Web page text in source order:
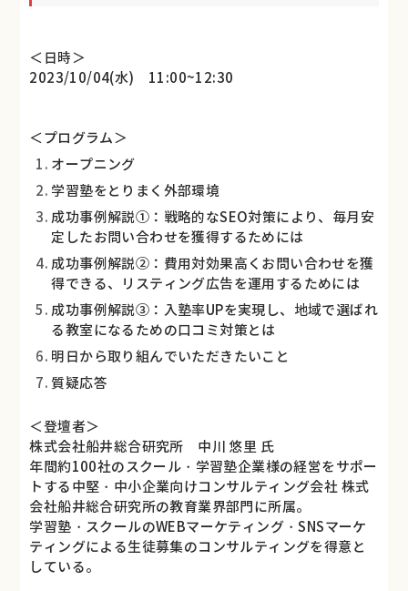
＜日時＞
2023/10/04(水) 11:00~12:30
＜プログラム＞
オープニング
学習塾をとりまく外部環境
成功事例解説①：戦略的なSEO対策により、毎月安
定したお問い合わせを獲得するためには
成功事例解説②：費用対効果高くお問い合わせを獲
得できる、リスティング広告を運用するためには
成功事例解説③：入塾率UPを実現し、地域で選ばれ
る教室になるための口コミ対策とは
明日から取り組んでいただきたいこと
質疑応答
＜登壇者＞
株式会社船井総合研究所 中川 悠里 氏
年間約100社のスクール・学習塾企業様の経営をサポー
トする中堅・中小企業向けコンサルティング会社 株式
会社船井総合研究所の教育業界部門に所属。
学習塾・スクールのWEBマーケティング・SNSマーケ
ティングによる生徒募集のコンサルティングを得意と
している。